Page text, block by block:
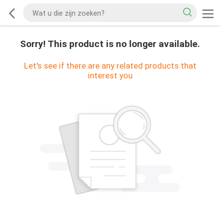
Sorry! This product is no longer available.
Let's see if there are any related products that
interest you